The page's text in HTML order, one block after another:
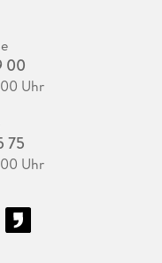
00
Uhr
75
Uhr